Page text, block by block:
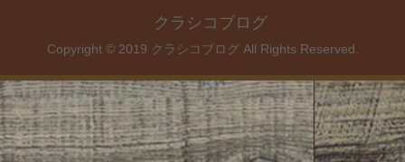
クラシコブログ
Copyright © 2019 クラシコブログ All Rights Reserved.